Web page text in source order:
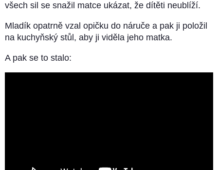
všech sil se snažil matce ukázat, že dítěti neublíží.
Mladík opatrně vzal opičku do náruče a pak ji položil
na kuchyňský stůl, aby ji viděla jeho matka.
A pak se to stalo: